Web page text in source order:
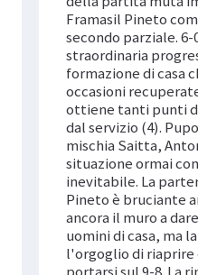
Framasil Pineto
secondo parziale. 6-
straordinaria
formazione di casa
occasioni
ottiene tanti punti
dal servizio (4).
mischia Saitta,
situazione ormai
inevitabile. La
Pineto è bruciante
ancora il muro a
uomini di casa, ma
l'orgoglio di riaprire